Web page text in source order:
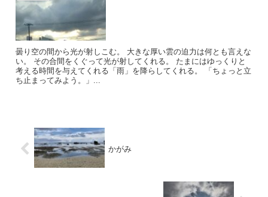
曇り空の間から光が射しこむ。 大きな厚い雲の迫力は何とも言えな
い。 その合間をくぐって光が射してくれる。 たまにはゆっくりと
考える時間を与えてくれる「雨」を降らしてくれる。 「ちょっと立
ち止まってみよう。」...
かがみ